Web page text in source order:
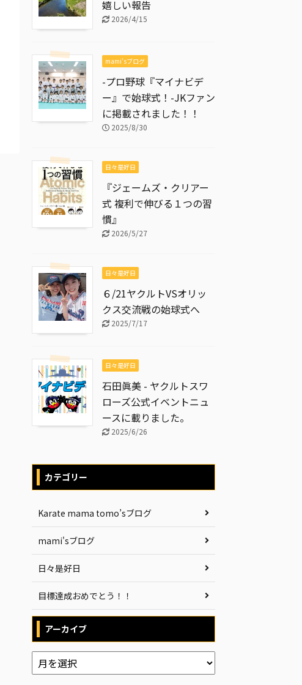
嬉しい報告
2026/4/15
mami'sブログ
-プロ野球『マイナビデ
ー』で始球式！-JKファン
に掲載されました！！
2025/8/30
日々是好日
『ジェームズ・クリアー
式 複利で伸びる１つの習
慣』
2026/5/27
日々是好日
６/21ヤクルトVSオリッ
クス交流戦の始球式へ
2025/7/17
日々是好日
石田眞美 - ヤクルトスワ
ローズ公式イベントニュ
ースに載りました。
2025/6/26
カテゴリー
Karate mama tomo’sブログ
mami'sブログ
日々是好日
目標達成おめでとう！！
アーカイブ